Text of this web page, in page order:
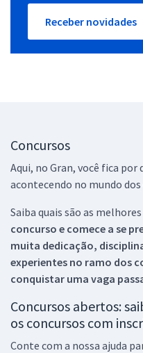
Receber novidades
Concursos
Aqui, no Gran, você fica
acontecendo no mundo dos
Saiba quais são as
concurso e comece a se
muita dedicação,
experientes no ramo dos
conquistar uma vaga
Concursos abertos:
os concursos com
Conte com a nossa ajuda